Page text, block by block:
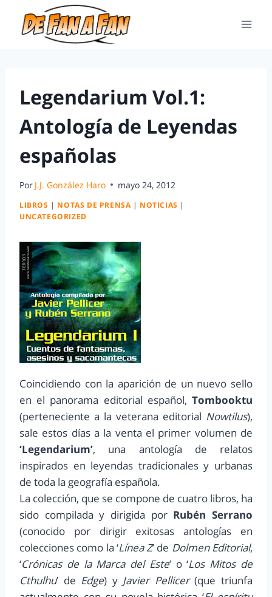
Legendarium Vol.1:
Antología de Leyendas
españolas
Por J.J. González Haro mayo 24, 2012
LIBROS | NOTAS DE PRENSA | NOTICIAS |
UNCATEGORIZED
Coincidiendo con la aparición de un nuevo sello
en el panorama editorial español, Tombooktu
(perteneciente a la veterana editorial Nowtilus),
sale estos días a la venta el primer volumen de
‘Legendarium’, una antología de relatos
inspirados en leyendas tradicionales y urbanas
de toda la geografía española.
La colección, que se compone de cuatro libros, ha
sido compilada y dirigida por Rubén Serrano
(conocido por dirigir exitosas antologías en
colecciones como la ‘Línea Z’ de Dolmen Editorial,
‘Crónicas de la Marca del Este’ o ‘Los Mitos de
Cthulhu’ de Edge) y Javier Pellicer(que triunfa